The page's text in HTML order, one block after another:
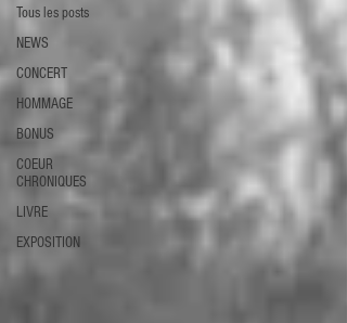
Tous les posts
NEWS
CONCERT
HOMMAGE
BONUS
COEUR
CHRONIQUES
LIVRE
EXPOSITION